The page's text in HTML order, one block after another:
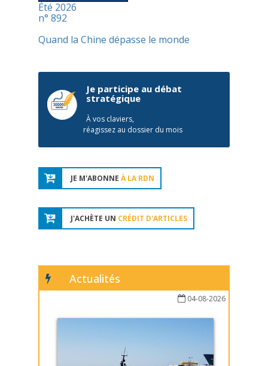
Été 2026
n° 892
Quand la Chine dépasse le monde
Je participe au débat
stratégique
À vos claviers,
réagissez au dossier du mois
JE M'ABONNE À LA RDN
J'ACHÈTE UN CRÉDIT D'ARTICLES
Actualités
04-08-2026